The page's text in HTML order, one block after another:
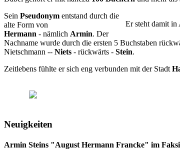
Er steht damit in
Sein Pseudonym entstand durch die
alte Form von
Hermann - nämlich Armin. Der
Nachname wurde durch die ersten 5 Buchstaben
Nietschmann -- Niets - rückwärts - Stein.
Zeitlebens fühlte er sich eng verbunden mit der Stadt
Neuigkeiten
Armin Steins "August Hermann Francke" im